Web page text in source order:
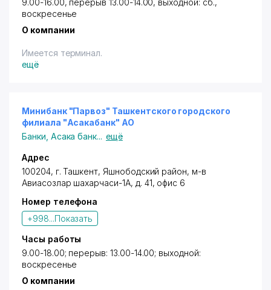
9.00-16.00, перерыв 13.00-14.00, выходной: сб.,
воскресенье
О компании
Имеется терминал.
ещё
Минибанк "Парвоз" Ташкентского городского
филиала "Асакабанк" АО
Банки Асака банк... ещё
Адрес
100204, г. Ташкент, Яшнободский район, м-в
Авиасозлар шахарчаси-1А, д. 41, офис 6
Номер телефона
+998...Показать
Часы работы
9.00-18.00; перерыв: 13.00-14.00; выходной:
воскресенье
О компании